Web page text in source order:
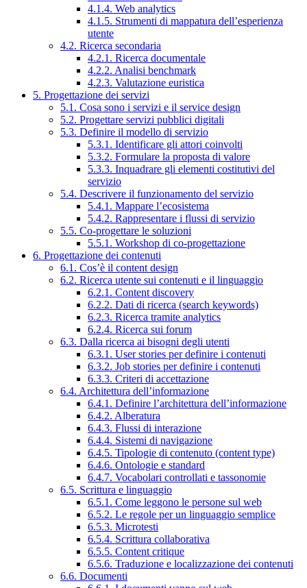
4.1.4. Web analytics
4.1.5. Strumenti di mappatura dell’esperienza
utente
4.2. Ricerca secondaria
4.2.1. Ricerca documentale
4.2.2. Analisi benchmark
4.2.3. Valutazione euristica
5. Progettazione dei servizi
5.1. Cosa sono i servizi e il service design
5.2. Progettare servizi pubblici digitali
5.3. Definire il modello di servizio
5.3.1. Identificare gli attori coinvolti
5.3.2. Formulare la proposta di valore
5.3.3. Inquadrare gli elementi costitutivi del
servizio
5.4. Descrivere il funzionamento del servizio
5.4.1. Mappare l’ecosistema
5.4.2. Rappresentare i flussi di servizio
5.5. Co-progettare le soluzioni
5.5.1. Workshop di co-progettazione
6. Progettazione dei contenuti
6.1. Cos’è il content design
6.2. Ricerca utente sui contenuti e il linguaggio
6.2.1. Content discovery
6.2.2. Dati di ricerca (search keywords)
6.2.3. Ricerca tramite analytics
6.2.4. Ricerca sui forum
6.3. Dalla ricerca ai bisogni degli utenti
6.3.1. User stories per definire i contenuti
6.3.2. Job stories per definire i contenuti
6.3.3. Criteri di accettazione
6.4. Architettura dell’informazione
6.4.1. Definire l’architettura dell’informazione
6.4.2. Alberatura
6.4.3. Flussi di interazione
6.4.4. Sistemi di navigazione
6.4.5. Tipologie di contenuto (content type)
6.4.6. Ontologie e standard
6.4.7. Vocabolari controllati e tassonomie
6.5. Scrittura e linguaggio
6.5.1. Come leggono le persone sul web
6.5.2. Le regole per un linguaggio semplice
6.5.3. Microtesti
6.5.4. Scrittura collaborativa
6.5.5. Content critique
6.5.6. Traduzione e localizzazione dei contenuti
6.6. Documenti